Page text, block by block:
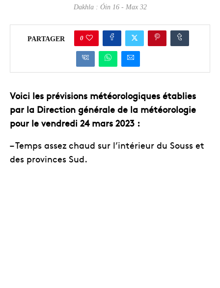
Dakhla : Óin 16 - Max 32
PARTAGER 0
Voici les prévisions météorologiques établies
par la Direction générale de la météorologie
pour le vendredi 24 mars 2023 :
– Temps assez chaud sur l’intérieur du Souss et
des provinces Sud.